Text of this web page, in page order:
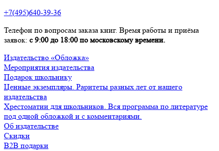
+7(495)640-39-36
Телефон по вопросам заказа книг. Время работы и приёма
заявок: с 9:00 до 18:00 по московскому времени.
Издательство «Обложка»
Мероприятия издательства
Подарок школьнику
Ценные экземпляры. Раритеты разных лет от нашего
издательства
Хрестоматии для школьников. Вся программа по литературе
под одной обложкой и с комментариями.
Об издательстве
Скидки
B2B подарки